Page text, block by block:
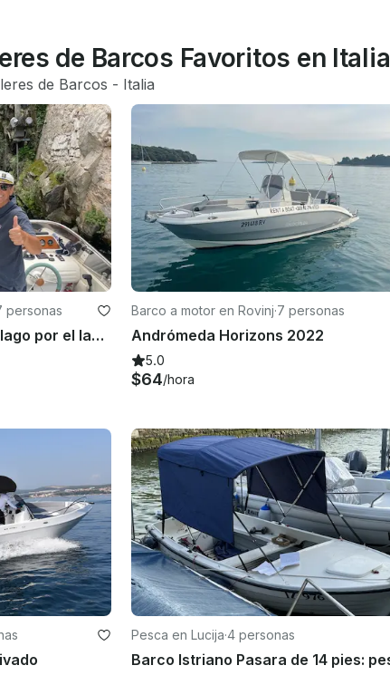
de Barcos Favoritos en Italia
de Barcos - Italia
personas
Crucero privado junto al lago por el lago de Como: villas, joyas y sesiones fotográficas desde Varenna
Barco a motor en Rovinj·7 personas
Andrómeda Horizons 2022
5.0
$64/hora
Pesca en Lucija·4 personas